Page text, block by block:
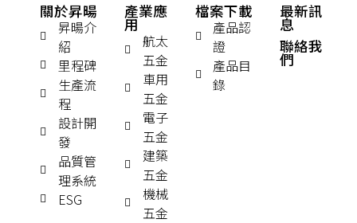
關於昇暘
昇暘介
紹
里程碑
生產流
程
設計開
發
品質管
理系統
ESG
產業應
用
航太
五金
車用
五金
電子
五金
建築
五金
機械
五金
檔案下載
產品認
證
產品目
錄
最新訊
息
聯絡我
們